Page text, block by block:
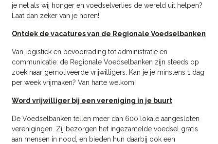
je net als wij honger en voedselverlies de wereld uit helpen?
Laat dan zeker van je horen!
Ontdek de vacatures van de Regionale Voedselbanken
Van logistiek en bevoorrading tot administratie en
communicatie: de Regionale Voedselbanken zijn steeds op
zoek naar gemotiveerde vrijwilligers. Kan je je minstens 1 dag
per week vrijmaken? Van harte welkom!
Word vrijwilliger bij een vereniging in je buurt
De Voedselbanken tellen meer dan 600 lokale aangesloten
verenigingen. Zij bezorgen het ingezamelde voedsel gratis
aan mensen in nood, en bieden hun daarbij ook een